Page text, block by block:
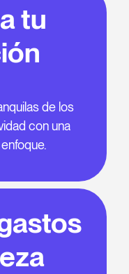
tu
de los
con una